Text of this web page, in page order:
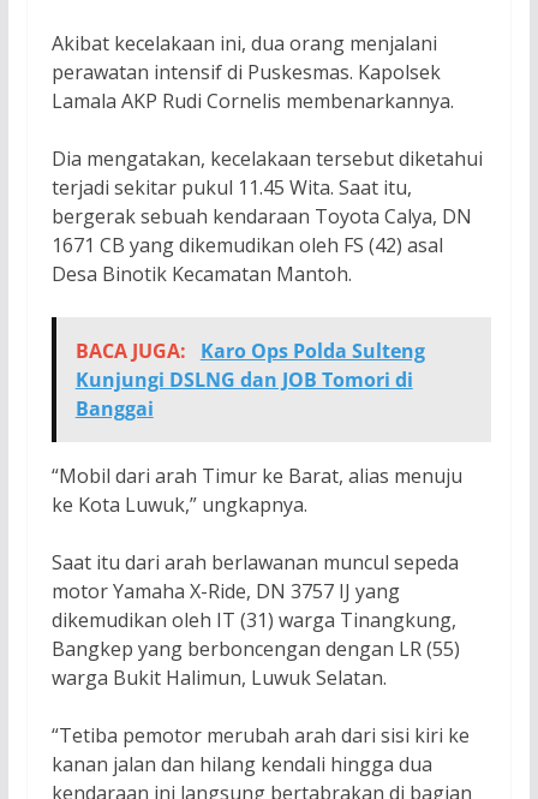
Akibat kecelakaan ini, dua orang menjalani
perawatan intensif di Puskesmas. Kapolsek
Lamala AKP Rudi Cornelis membenarkannya.
Dia mengatakan, kecelakaan tersebut diketahui
terjadi sekitar pukul 11.45 Wita. Saat itu,
bergerak sebuah kendaraan Toyota Calya, DN
1671 CB yang dikemudikan oleh FS (42) asal
Desa Binotik Kecamatan Mantoh.
BACA JUGA:
Karo Ops Polda Sulteng
Kunjungi DSLNG dan JOB Tomori di
Banggai
“Mobil dari arah Timur ke Barat, alias menuju
ke Kota Luwuk,” ungkapnya.
Saat itu dari arah berlawanan muncul sepeda
motor Yamaha X-Ride, DN 3757 IJ yang
dikemudikan oleh IT (31) warga Tinangkung,
Bangkep yang berboncengan dengan LR (55)
warga Bukit Halimun, Luwuk Selatan.
“Tetiba pemotor merubah arah dari sisi kiri ke
kanan jalan dan hilang kendali hingga dua
kendaraan ini langsung bertabrakan di bagian